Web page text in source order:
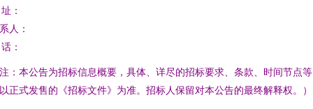
：
人：
：
：本公告为招标信息概要，具体、详尽的招标要求、条款、时间节点
正式发售的《招标文件》为准。招标人保留对本公告的最终解释权。）